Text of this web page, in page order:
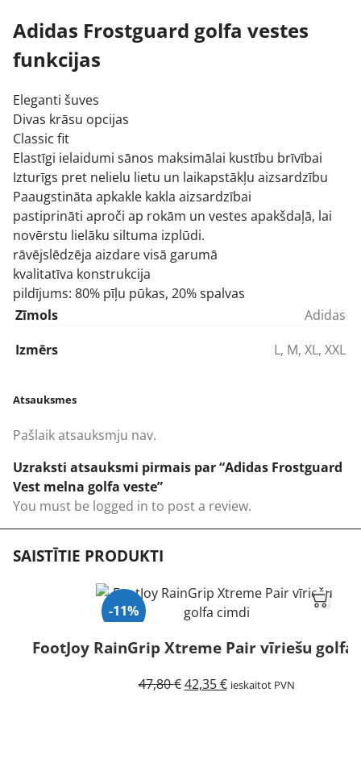
Adidas Frostguard golfa vestes
funkcijas
Eleganti šuves
Divas krāsu opcijas
Classic fit
Elastīgi ielaidumi sānos maksimālai kustību brīvībai
Izturīgs pret nelielu lietu un laikapstākļu aizsardzību
Paaugstināta apkakle kakla aizsardzībai
pastiprināti aproči ap rokām un vestes apakšdaļā, lai
novērstu lielāku siltuma izplūdi.
rāvējslēdzēja aizdare visā garumā
kvalitatīva konstrukcija
pildījums: 80% pīļu pūkas, 20% spalvas
Zīmols
Adidas
Izmērs
L, M, XL, XXL
Atsauksmes
Pašlaik atsauksmju nav.
Uzraksti atsauksmi pirmais par “Adidas Frostguard
Vest melna golfa veste”
You must be logged in to post a review.
SAISTĪTIE PRODUKTI
-11%
FootJoy RainGrip Xtreme Pair vīriešu golfa
47,80€ Original
42,35€Current
ieskaitot PVN